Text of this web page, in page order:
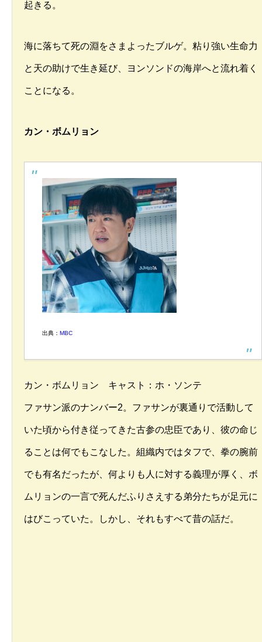
起きる。
海に落ちて死の淵をさまよったブルゲ。粘り強い生命力
と天の助けで生き延び、ヨンソンドの海岸へと流れ着く
ことになる。
カン・ボムリョン
出典： MBC
カン・ボムリョン キャスト：ホ・ソンテ
ファサン派のナンバー2。ファサンが裏通りで活動して
いた頃から付き従ってきた古参の忠臣であり、彼の命じ
ることは何でもこなした。組織内ではタフで、拳の腕前
でも有名だったが、何よりも人に対する義理が厚く、ボ
ムリョンの一言で死んだふりさえする弟分たちが足元に
はびこっていた。しかし、それもすべて昔の話だ。